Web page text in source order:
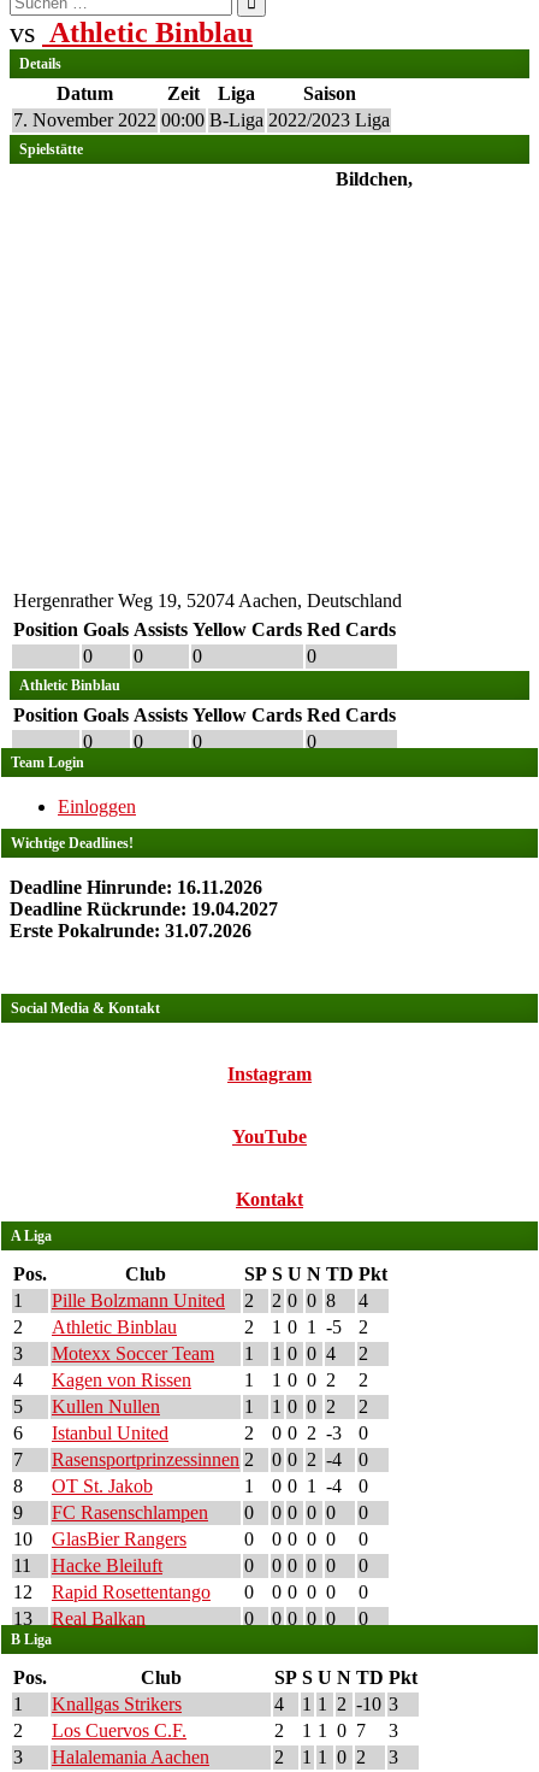
nach:
vs Athletic Binblau
Details
Datum Zeit Liga
Saison
7. November 2022 00:00 B-Liga 2022/2023 Liga
Spielstätte
Bildchen,
Hergenrather Weg 19, 52074 Aachen, Deutschland
Position Goals Assists Yellow Cards Red Cards
0
0 0 0
Athletic Binblau
Position Goals Assists Yellow Cards Red Cards
0
0 0 0
Team Login
Einloggen
Wichtige Deadlines!
Deadline Hinrunde: 16.11.2026
Deadline Rückrunde: 19.04.2027
Erste Pokalrunde: 31.07.2026
Social Media & Kontakt
Instagram
YouTube
Kontakt
A Liga
Pos. Club SP S U N TD Pkt
1
Pille Bolzmann United 2 2 0 0 8
4
2
Athletic Binblau 2 1 0 1 -5
2
3
Motexx Soccer Team 1 1 0 0 4
2
4
Kagen von Rissen 1 1 0 0 2
2
5
Kullen Nullen 1 1 0 0 2
2
6
Istanbul United 2 0 0 2 -3
0
7
Rasensportprinzessinnen 2 0 0 2 -4
0
8
OT St. Jakob 1 0 0 1 -4
0
9
FC Rasenschlampen 0 0 0 0 0
0
10
GlasBier Rangers 0 0 0 0 0
0
11
Hacke Bleiluft 0 0 0 0 0
0
12
Rapid Rosettentango 0 0 0 0 0
0
13
Real Balkan 0 0 0 0 0 0
B Liga
Pos. Club SP S U N TD Pkt
1
Knallgas Strikers 4 1 1 2 -10 3
2
Los Cuervos C.F. 2 1 1 0 7
3
3
Halalemania Aachen 2 1 1 0 2
3